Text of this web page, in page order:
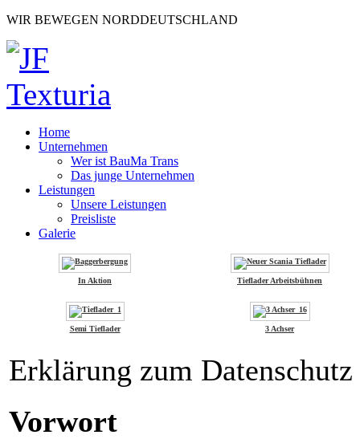
WIR BEWEGEN NORDDEUTSCHLAND
Home
Unternehmen
Wer ist BauMa Trans
Das junge Unternehmen
Leistungen
Unsere Leistungen
Preisliste
Galerie
In Aktion Tieflader Arbeitsbühnen
Semi Tieflader 3 Achser
Erklärung zum
Vorwort